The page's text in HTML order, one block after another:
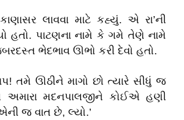
લાવવા માટે કહ્યું. એ રા’ની
હતો. પાટણના નામે કે ગમે તેણે નામે
ભેદભાવ ઊભો કરી દેવો હતો.
તમે ઊઠીને માગો છો ત્યારે સીધું જ
મદનપાલજીને કોઈએ હણી
જ વાત છે, લ્યો.’